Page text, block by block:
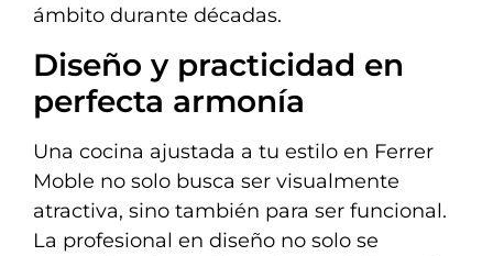
ámbito durante décadas.
Diseño y practicidad en
perfecta armonía
Una cocina ajustada a tu estilo en Ferrer
Moble no solo busca ser visualmente
atractiva, sino también para ser funcional.
La profesional en diseño no solo se